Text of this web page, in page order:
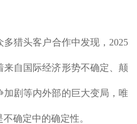
猎头客户合作中发现，2025
自国际经济形势不确定、颠
剧等内外部的巨大变局，唯
确定中的确定性。